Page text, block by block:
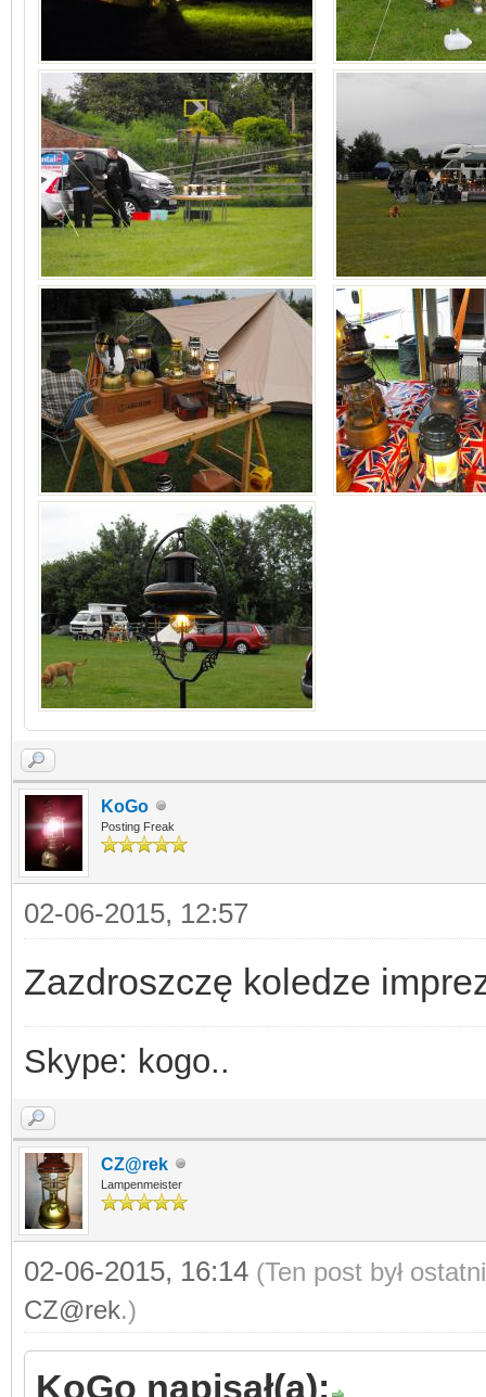
KoGo
Posting Freak
02-06-2015, 12:57
Zazdroszczę koledze
Skype: kogo..
CZ@rek
Lampenmeister
02-06-2015, 16:14 (Ten post był
CZ@rek.)
KoGo napisał(a):